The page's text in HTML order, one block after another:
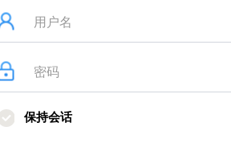
保持会话